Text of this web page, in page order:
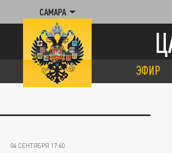
САМАРА
ЭФИР
04 СЕНТЯБРЯ 17:40